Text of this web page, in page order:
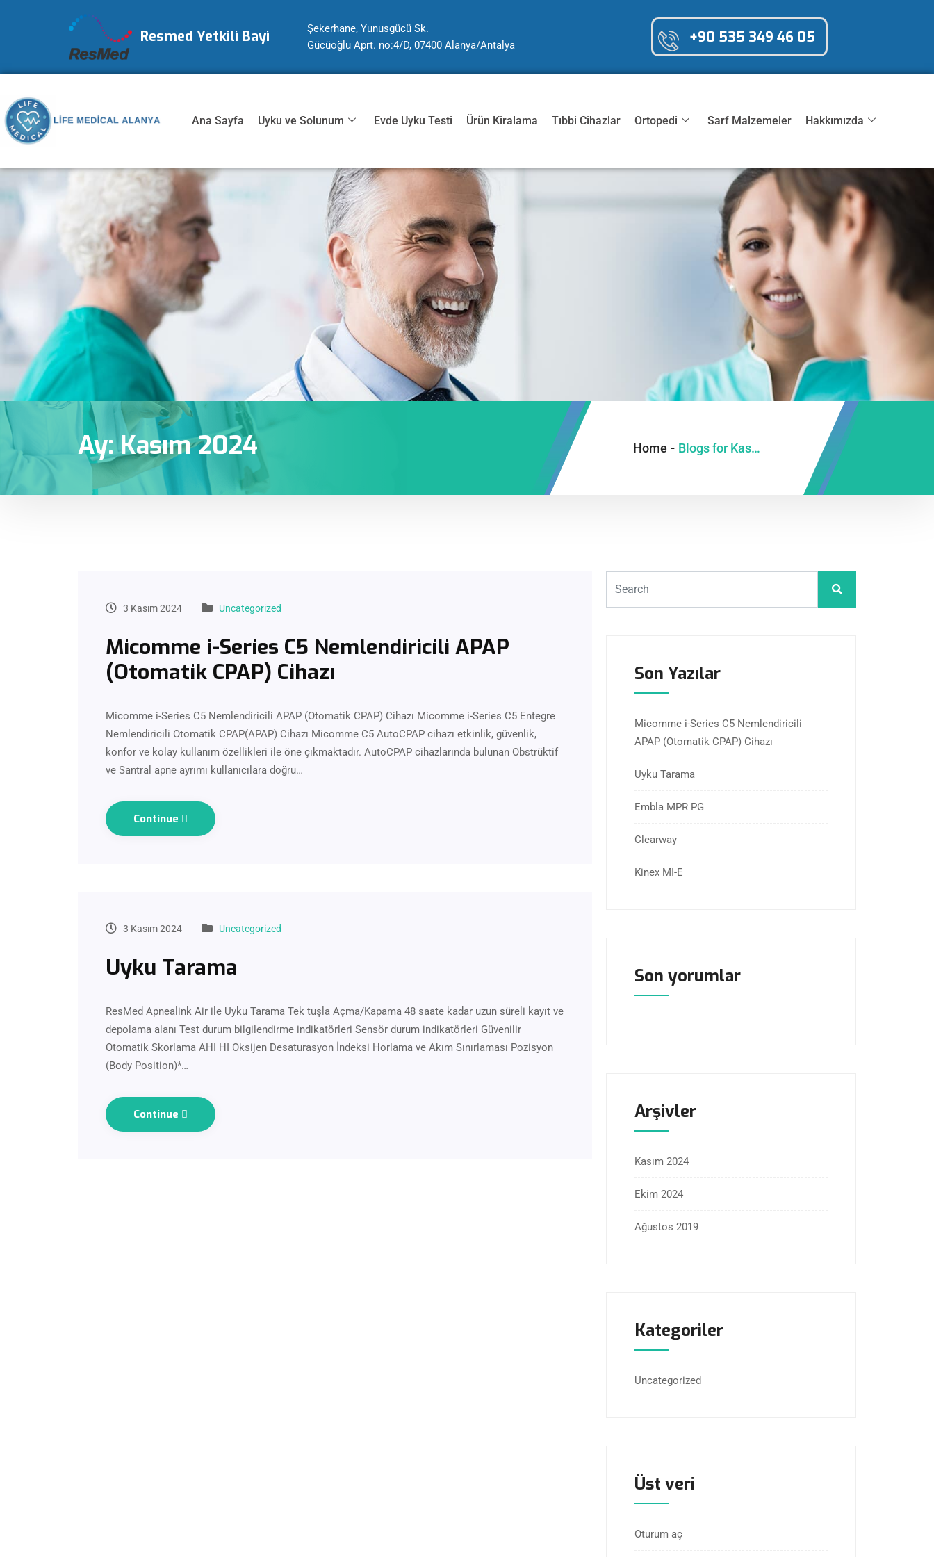
Resmed Yetkili Bayi
Şekerhane, Yunusgücü Sk.
Gücüoğlu Aprt. no:4/D, 07400 Alanya/Antalya
+90 535 349 46 05
Ana Sayfa Uyku ve Solunum Evde Uyku Testi Ürün Kiralama Tıbbi Cihazlar Ortopedi Sarf Malzemeler Hakkımızda
Ay:Kasım 2024 Home - Blogs for Kasım, 2024
3 Kasım 2024 Uncategorized
Micomme i-Series C5 Nemlendiricili APAP
(Otomatik CPAP) Cihazı
Micomme i-Series C5 Nemlendiricili APAP (Otomatik CPAP) Cihazı Micomme i-Series C5 Entegre
Nemlendiricili Otomatik CPAP(APAP) Cihazı Micomme C5 AutoCPAP cihazı etkinlik, güvenlik,
konfor ve kolay kullanım özellikleri ile öne çıkmaktadır. AutoCPAP cihazlarında bulunan Obstrüktif
ve Santral apne ayrımı kullanıcılara doğru…
Continue
3 Kasım 2024 Uncategorized
Uyku Tarama
ResMed Apnealink Air ile Uyku Tarama Tek tuşla Açma/Kapama 48 saate kadar uzun süreli kayıt ve
depolama alanı Test durum bilgilendirme indikatörleri Sensör durum indikatörleri Güvenilir
Otomatik Skorlama AHI HI Oksijen Desaturasyon İndeksi Horlama ve Akım Sınırlaması Pozisyon
(Body Position)*…
Continue
Son Yazılar
Micomme i-Series C5 Nemlendiricili
APAP (Otomatik CPAP) Cihazı
Uyku Tarama
Embla MPR PG
Clearway
Kinex MI-E
Son yorumlar
Arşivler
Kasım 2024
Ekim 2024
Ağustos 2019
Kategoriler
Uncategorized
Üst veri
Oturum aç